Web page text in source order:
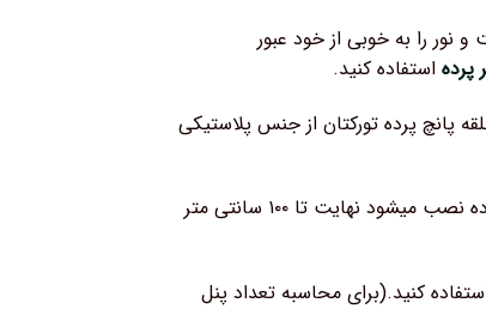
نور را به خوبی از خود عبور
پرده استفاده کنید.
پانچ پرده تورکتان از جنس پلاستیکی
عرض پرده ۱۴۰ سانتی متر است که وقتی روی چوب پرده نصب میشود نهایت تا ۱۰۰ سانتی متر
کنید.(برای محاسبه تعداد پنل